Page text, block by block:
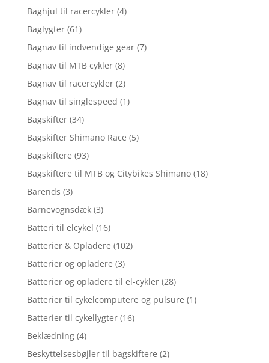
Baghjul til racercykler (4)
Baglygter (61)
Bagnav til indvendige gear (7)
Bagnav til MTB cykler (8)
Bagnav til racercykler (2)
Bagnav til singlespeed (1)
Bagskifter (34)
Bagskifter Shimano Race (5)
Bagskiftere (93)
Bagskiftere til MTB og Citybikes Shimano (18)
Barends (3)
Barnevognsdæk (3)
Batteri til elcykel (16)
Batterier & Opladere (102)
Batterier og opladere (3)
Batterier og opladere til el-cykler (28)
Batterier til cykelcomputere og pulsure (1)
Batterier til cykellygter (16)
Beklædning (4)
Beskyttelsesbøjler til bagskiftere (2)